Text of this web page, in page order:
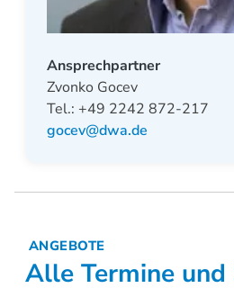
Ansprechpartner
Zvonko Gocev
Tel.: +49 2242 872-217
gocev@dwa.de
ANGEBOTE
Alle Termine